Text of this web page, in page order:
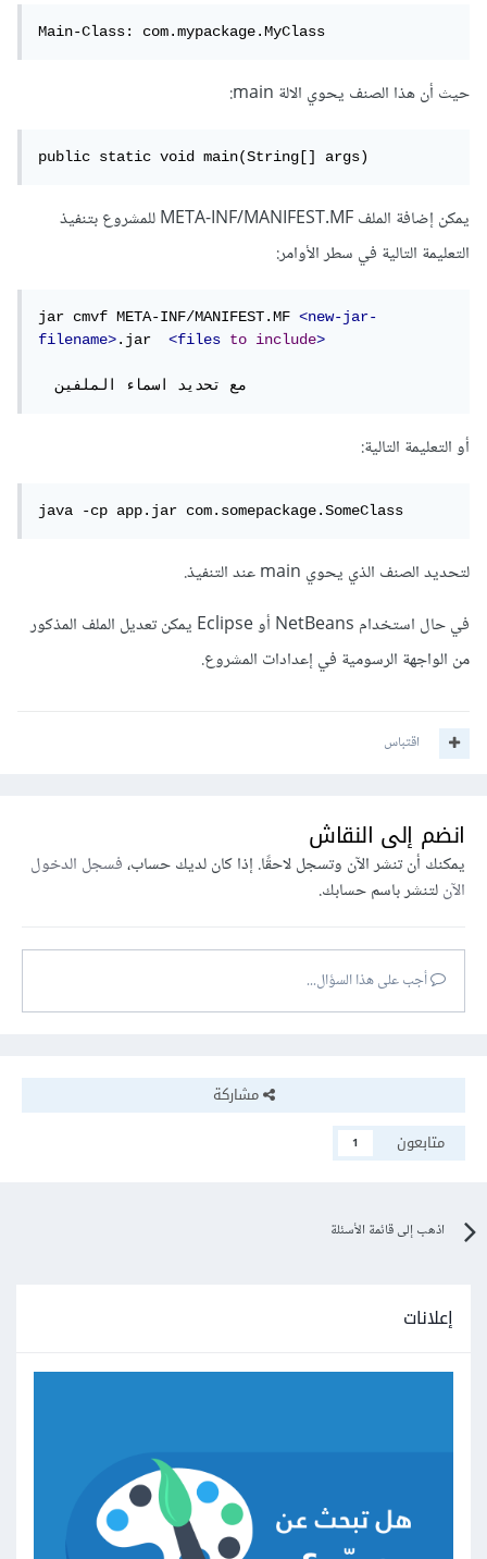
Main-Class: com.mypackage.MyClass
حيث أن هذا الصنف يحوي الالة main:
public static void main(String[] args)
يمكن إضافة الملف META-INF/MANIFEST.MF للمشروع بتنفيذ
التعليمة التالية في سطر الأوامر:
jar cmvf META-INF/MANIFEST.MF <new-jar-
filename>.jar <files to include>
أو التعليمة التالية:
java -cp app.jar com.somepackage.SomeClass
لتحديد الصنف الذي يحوي main عند التنفيذ.
في حال استخدام NetBeans أو Eclipse يمكن تعديل الملف المذكور
من الواجهة الرسومية في إعدادات المشروع.
اقتباس
انضم إلى النقاش
يمكنك أن تنشر الآن وتسجل لاحقًا. إذا كان لديك حساب،فسجل الدخول
الآنلتنشر باسم حسابك.
أجب على هذا السؤال...
مشاركة
متابعون
1
اذهب إلى قائمة الأسئلة
إعلانات